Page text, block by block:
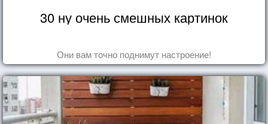
30 ну очень смешных картинок
Они вам точно поднимут настроение!